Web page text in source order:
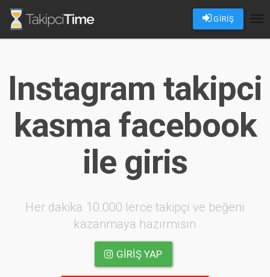
GİRİŞ
Instagram takipci
kasma facebook
ile giris
Her dakika 10.000 lerce takipçi ve beğeni
kazanmaya hazırmısın
GIRIŞ YAP